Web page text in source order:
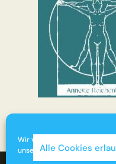
Wir verwenden Cookies, um
unseren Service zu
Alle Cookies